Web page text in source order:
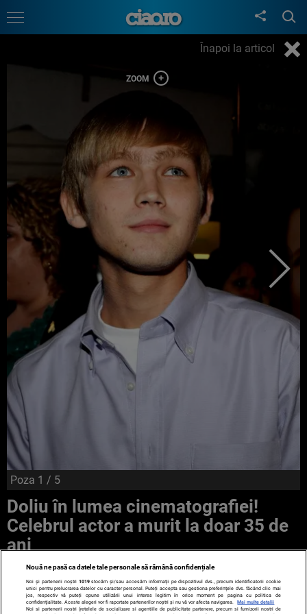
Înapoi la articol
Poza 1 / 5
Doliu în lumea cinematografiei!
Celebrul actor a murit la doar 35 de
ani
Nouă ne pasă ca datele tale personale să rămână confidențiale
Noi și partenerii noștri 1019stocăm și/sau accesăm informații pe dispozitivul dvs., precum identificatorii cookie
unici pentru prelucrarea datelor cu caracter personal. Puteți accepta sau gestiona preferințele dvs. făcând clic mai
jos, respectiv vă puteți opune utilizării unui interes legitim în orice moment pe pagina cu politica de
confidențialitate. Aceste alegeri vor fi raportate partenerilor noștri și nu vă vor afecta navigarea.
Mai multe detalii
Noi si partenerii nostri (retelele de socializare si agentiile de publicitate partenere, precum si furnizorii nostri de